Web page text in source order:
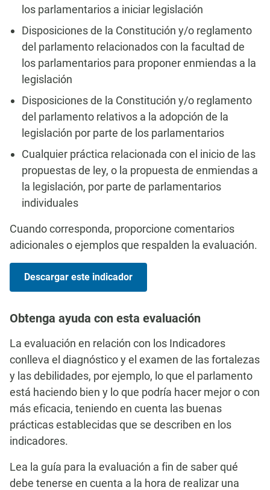
los parlamentarios a iniciar legislación
Disposiciones de la Constitución y/o reglamento
del parlamento relacionados con la facultad de
los parlamentarios para proponer enmiendas a la
legislación
Disposiciones de la Constitución y/o reglamento
del parlamento relativos a la adopción de la
legislación por parte de los parlamentarios
Cualquier práctica relacionada con el inicio de las
propuestas de ley, o la propuesta de enmiendas a
la legislación, por parte de parlamentarios
individuales
Cuando corresponda, proporcione comentarios
adicionales o ejemplos que respalden la evaluación.
Descargar este indicador
Obtenga ayuda con esta evaluación
La evaluación en relación con los Indicadores
conlleva el diagnóstico y el examen de las fortalezas
y las debilidades, por ejemplo, lo que el parlamento
está haciendo bien y lo que podría hacer mejor o con
más eficacia, teniendo en cuenta las buenas
prácticas establecidas que se describen en los
indicadores.
Lea la guía para la evaluación a fin de saber qué
debe tenerse en cuenta a la hora de realizar una